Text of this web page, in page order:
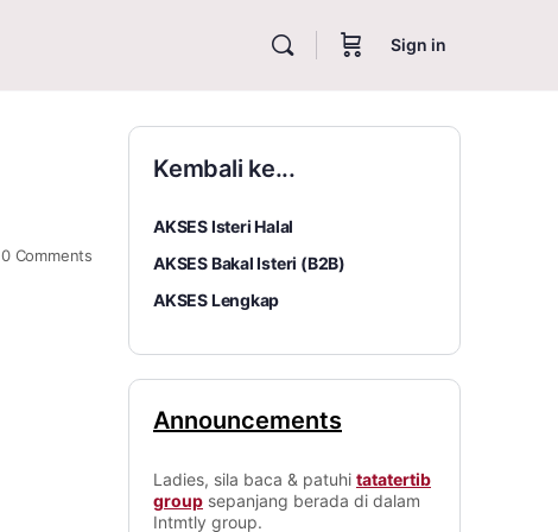
Sign in
0 Comments
Kembali ke...
AKSES Isteri Halal
AKSES Bakal Isteri (B2B)
AKSES Lengkap
Announcements
Ladies, sila baca & patuhi tatatertib
group sepanjang berada di dalam
Intmtly group.